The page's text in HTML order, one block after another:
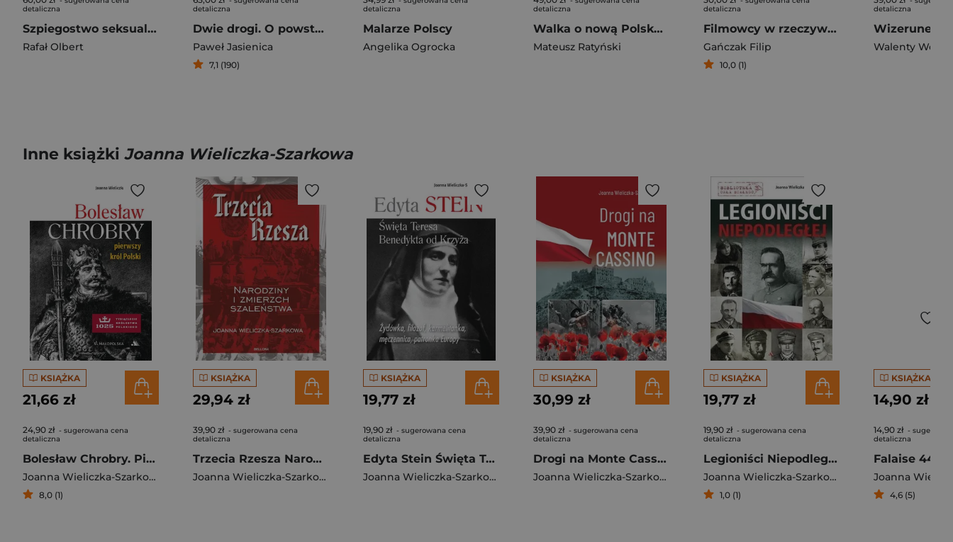
detaliczna
Szpiegostwo seksualne w PRL. Wykorzystywanie materiałów kompromitujących do prób werbunku dyplomatów zagranicznych przez SB
Rafał Olbert
detaliczna
Dwie drogi. O powstaniu styczniowym
Paweł Jasienica
7,1 (190)
detaliczna
Malarze Polscy
Angelika Ogrocka
detaliczna
Walka o nową Polskę. Stanisław Miłkowski i jego agraryzm
Mateusz Ratyński
detaliczna
Filmowcy w rzeczywistości politycznej Polski Ludowej
Gańczak Filip
10,0 (1)
detaliczna
Walenty Wolski
Inne książki Joanna Wieliczka-Szarkowa
KSIĄŻKA
21,66 zł
24,90 zł - sugerowana cena
detaliczna
Bolesław Chrobry. Pierwszy król Polski
Joanna Wieliczka-Szarkowa
8,0 (1)
KSIĄŻKA
29,94 zł
39,90 zł - sugerowana cena
detaliczna
Trzecia Rzesza Narodziny i zmierzch szaleństwa
Joanna Wieliczka-Szarkowa
KSIĄŻKA
19,77 zł
19,90 zł - sugerowana cena
detaliczna
Edyta Stein Święta Teresa Benedykta od Krzyża Żydówka, filozof, karmelitanka, męczennica, patronka Europy
Joanna Wieliczka-Szarkowa
KSIĄŻKA
30,99 zł
39,90 zł - sugerowana cena
detaliczna
Drogi na Monte Cassino
Joanna Wieliczka-Szarkowa
KSIĄŻKA
19,77 zł
19,90 zł - sugerowana cena
detaliczna
Legioniści Niepodległej
Joanna Wieliczka-Szarkowa
1,0 (1)
KSIĄŻKA
14,90 zł
14,90 zł -
detaliczna
4,6 (5)